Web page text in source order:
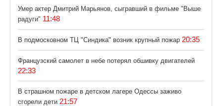
Умер актер Дмитрий Марьянов, сыгравший в фильме "Выше
радуги" 11:48
В подмосковном ТЦ "Синдика" возник крупный пожар 20:35
Французский самолет в небе потерял обшивку двигателей
22:33
В страшном пожаре в детском лагере Одессы заживо
сгорели дети 21:57